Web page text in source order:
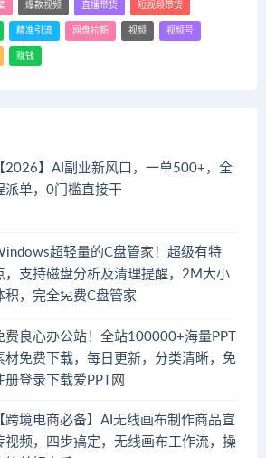
爆款视频 直播带货 短视频带货
精准引流 网盘拉新 视频 视频号
赚钱
2026】AI副业新风口，一单500+，全
派单，0门槛直接干
超轻量的C盘管家！超级有特
，支持磁盘分析及清理提醒，2M大小
积，完全免费C盘管家
费良心办公站！全站100000+海量PPT
材免费下载，每日更新，分类清晰，免
册登录下载爱PPT网
跨境电商必备】AI无线画布制作商品宣
视频，四步搞定，无线画布工作流，操